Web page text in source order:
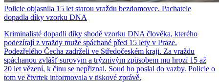
Policie objasnila 15 let starou vraždu bezdomovce. Pachatele
dopadla díky vzorku DNA
Kriminalisté dopadli díky shodě vzorku DNA člověka, kterého
podezírají z vraždy muže spáchané před 15 lety v Praze.
Podezřelého Čecha zadrželi ve Středočeském kraji. Za vraždu
spáchanou zvlášť surovým a trýznivým způsobem mu hrozí 15 až
20 let vězení, k činu se nepřiznal. Soud ho poslal do vazby. Policie o
tom ve čtvrtek informovala v tiskové zprávě.